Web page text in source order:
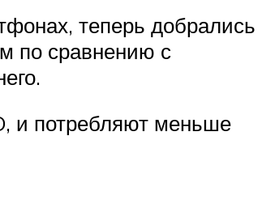
теперь добрались
по сравнению с
и потребляют меньше